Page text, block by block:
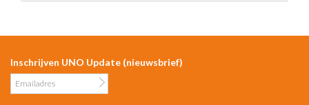
Inschrijven UNO Update (nieuwsbrief)